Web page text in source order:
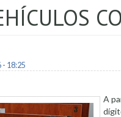
18:25
A